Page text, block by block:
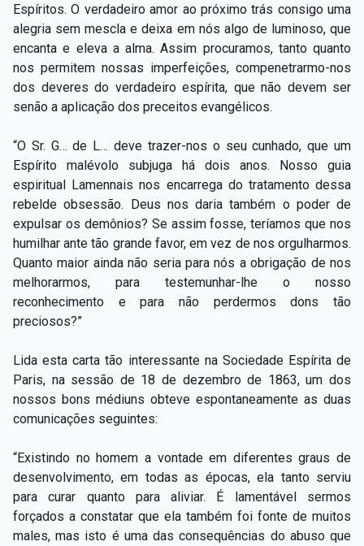
Espíritos. O verdadeiro amor ao próximo trás consigo uma
alegria sem mescla e deixa em nós algo de luminoso, que
encanta e eleva a alma. Assim procuramos, tanto quanto
nos permitem nossas imperfeições, compenetrarmo-nos
dos deveres do verdadeiro espírita, que não devem ser
senão a aplicação dos preceitos evangélicos.
“O Sr. G… de L… deve trazer-nos o seu cunhado, que um
Espírito malévolo subjuga há dois anos. Nosso guia
espiritual Lamennais nos encarrega do tratamento dessa
rebelde obsessão. Deus nos daria também o poder de
expulsar os demônios? Se assim fosse, teríamos que nos
humilhar ante tão grande favor, em vez de nos orgulharmos.
Quanto maior ainda não seria para nós a obrigação de nos
melhorarmos, para testemunhar-lhe o nosso
reconhecimento e para não perdermos dons tão
preciosos?”
Lida esta carta tão interessante na Sociedade Espírita de
Paris, na sessão de 18 de dezembro de 1863, um dos
nossos bons médiuns obteve espontaneamente as duas
comunicações seguintes:
“Existindo no homem a vontade em diferentes graus de
desenvolvimento, em todas as épocas, ela tanto serviu
para curar quanto para aliviar. É lamentável sermos
forçados a constatar que ela também foi fonte de muitos
males, mas isto é uma das consequências do abuso que